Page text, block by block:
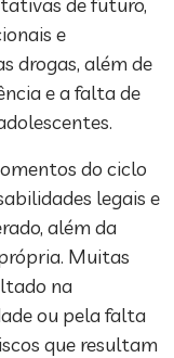
e
drogas, além de
e a falta de
do ciclo
legais e
além da
Muitas
na
ou pela falta
que resultam